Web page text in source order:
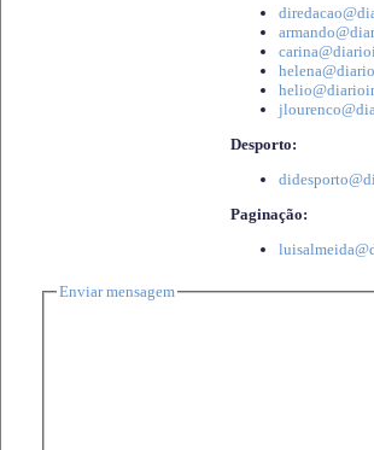
Desporto:
Paginação:
Enviar mensagem